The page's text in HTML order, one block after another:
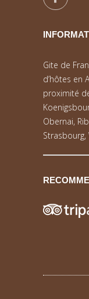
Gite de
d’hôtes en
proximité
Obernai,
Strasbourg,